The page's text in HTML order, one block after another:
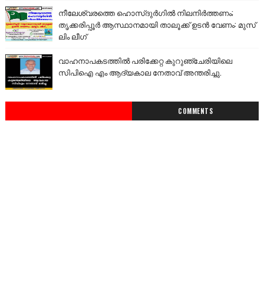
നീലേശ്വരത്തെ ഹൊസ്ദുർഗിൽ നിലനിർത്തണം;
തൃക്കരിപ്പൂർ ആസ്ഥാനമായി താലൂക്ക് ഉടൻ വേണം: മുസ്
ലിം ലീഗ്
വാഹനാപകടത്തിൽ പരിക്കേറ്റ കുറുഞ്ചേരിയിലെ
സിപിഐ എം ആദ്യകാല നേതാവ് അന്തരിച്ചു.
COMMENTS